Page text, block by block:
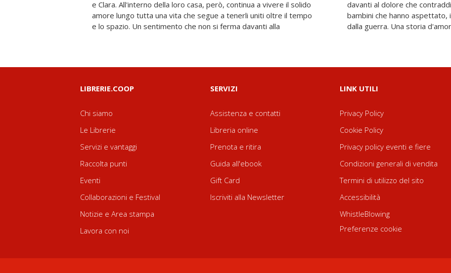
e Clara. All'interno della loro casa, però, continua a vivere il solido
amore lungo tutta una vita che segue a tenerli uniti oltre il tempo
e lo spazio. Un sentimento che non si ferma davanti alla
davanti al dolore che contraddistingue la vita delle generazioni di
bambini che hanno aspettato, invano, il ritorno dei loro genitori
dalla guerra. Una storia
LIBRERIE.COOP
Chi siamo
Le Librerie
Servizi e vantaggi
Raccolta punti
Eventi
Collaborazioni e Festival
Notizie e Area stampa
Lavora con noi
SERVIZI
Assistenza e contatti
Libreria online
Prenota e ritira
Guida all'ebook
Gift Card
Iscriviti alla Newsletter
LINK UTILI
Privacy Policy
Cookie Policy
Privacy policy eventi e fiere
Condizioni generali di vendita
Termini di utilizzo del sito
Accessibilità
WhistleBlowing
Preferenze cookie